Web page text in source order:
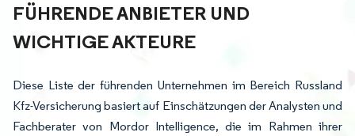
FÜHRENDE ANBIETER UND
WICHTIGE AKTEURE
Diese Liste der führenden Unternehmen im Bereich Russland
Kfz-Versicherung basiert auf Einschätzungen der Analysten und
Fachberater von Mordor Intelligence, die im Rahmen ihrer